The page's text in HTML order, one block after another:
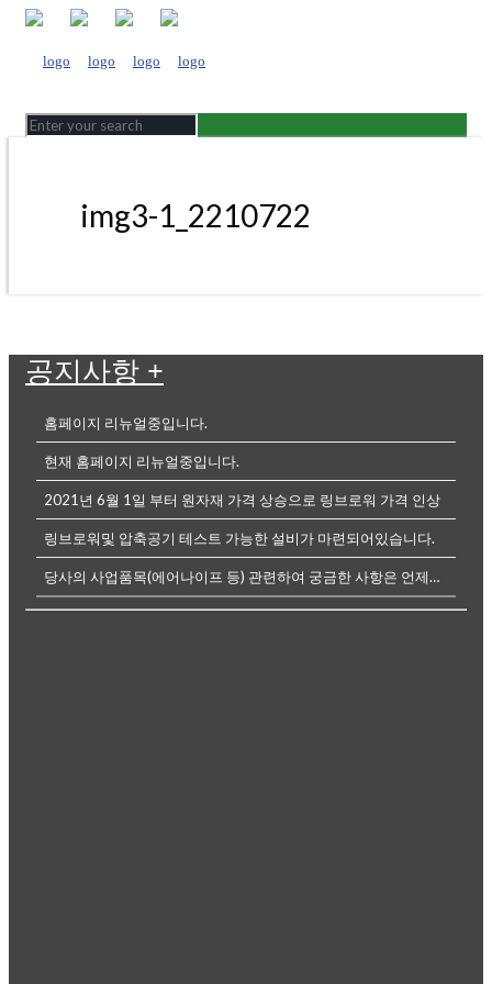
img3-1_2210722
공지사항 +
홈페이지 리뉴얼중입니다.
현재 홈페이지 리뉴얼중입니다.
2021년 6월 1일 부터 원자재 가격 상승으로 링브로워 가격 인상
링브로워및 압축공기 테스트 가능한 설비가 마련되어있습니다.
당사의 사업품목(에어나이프 등) 관련하여 궁금한 사항은 언제든전화나, 메...